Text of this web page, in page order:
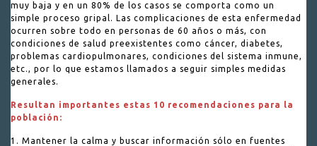
muy baja y en un 80% de los casos se comporta como un
simple proceso gripal. Las complicaciones de esta enfermedad
ocurren sobre todo en personas de 60 años o más, con
condiciones de salud preexistentes como cáncer, diabetes,
problemas cardiopulmonares, condiciones del sistema inmune,
etc., por lo que estamos llamados a seguir simples medidas
generales.
Resultan importantes estas 10 recomendaciones para la
población:
1. Mantener la calma y buscar información sólo en fuentes